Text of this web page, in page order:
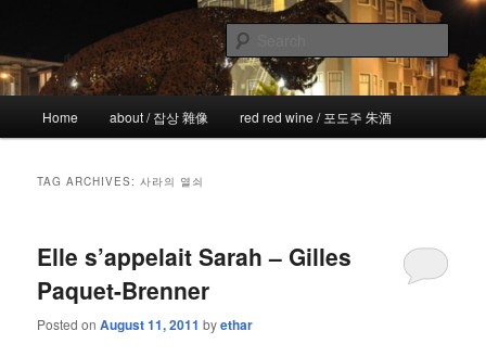
primary
content
secondary
content!wicked
the more I see the less I know
Home about / 잡상 雜像 red red wine / 포도주 朱酒
TAG ARCHIVES:사라의 열쇠
Elle s’appelait Sarah – Gilles
Paquet-Brenner
Posted onAugust 11, 2011 byethar